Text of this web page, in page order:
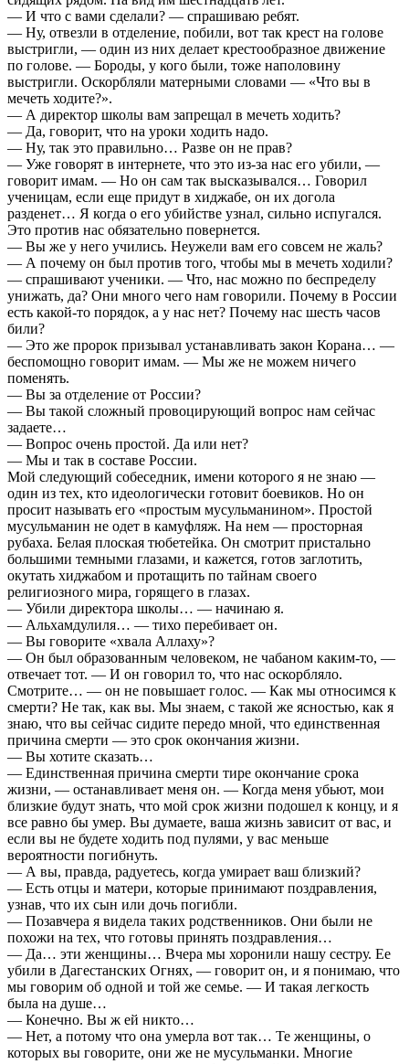
— И что с вами сделали? — спрашиваю ребят.
— Ну, отвезли в отделение, побили, вот так крест на голове
выстригли, — один из них делает крестообразное движение
по голове. — Бороды, у кого были, тоже наполовину
выстригли. Оскорбляли матерными словами — «Что вы в
мечеть ходите?».
— А директор школы вам запрещал в мечеть ходить?
— Да, говорит, что на уроки ходить надо.
— Ну, так это правильно… Разве он не прав?
— Уже говорят в интернете, что это из-за нас его убили, —
говорит имам. — Но он сам так высказывался… Говорил
ученицам, если еще придут в хиджабе, он их догола
разденет… Я когда о его убийстве узнал, сильно испугался.
Это против нас обязательно повернется.
— Вы же у него учились. Неужели вам его совсем не жаль?
— А почему он был против того, чтобы мы в мечеть ходили?
— спрашивают ученики. — Что, нас можно по беспределу
унижать, да? Они много чего нам говорили. Почему в России
есть какой-то порядок, а у нас нет? Почему нас шесть часов
били?
— Это же пророк призывал устанавливать закон Корана… —
беспомощно говорит имам. — Мы же не можем ничего
поменять.
— Вы за отделение от России?
— Вы такой сложный провоцирующий вопрос нам сейчас
задаете…
— Вопрос очень простой. Да или нет?
— Мы и так в составе России.
Мой следующий собеседник, имени которого я не знаю —
один из тех, кто идеологически готовит боевиков. Но он
просит называть его «простым мусульманином». Простой
мусульманин не одет в камуфляж. На нем — просторная
рубаха. Белая плоская тюбетейка. Он смотрит пристально
большими темными глазами, и кажется, готов заглотить,
окутать хиджабом и протащить по тайнам своего
религиозного мира, горящего в глазах.
— Убили директора школы… — начинаю я.
— Альхамдулиля… — тихо перебивает он.
— Вы говорите «хвала Аллаху»?
— Он был образованным человеком, не чабаном каким-то, —
отвечает тот. — И он говорил то, что нас оскорбляло.
Смотрите… — он не повышает голос. — Как мы относимся к
смерти? Не так, как вы. Мы знаем, с такой же ясностью, как я
знаю, что вы сейчас сидите передо мной, что единственная
причина смерти — это срок окончания жизни.
— Вы хотите сказать…
— Единственная причина смерти тире окончание срока
жизни, — останавливает меня он. — Когда меня убьют, мои
близкие будут знать, что мой срок жизни подошел к концу, и я
все равно бы умер. Вы думаете, ваша жизнь зависит от вас, и
если вы не будете ходить под пулями, у вас меньше
вероятности погибнуть.
— А вы, правда, радуетесь, когда умирает ваш близкий?
— Есть отцы и матери, которые принимают поздравления,
узнав, что их сын или дочь погибли.
— Позавчера я видела таких родственников. Они были не
похожи на тех, что готовы принять поздравления…
— Да… эти женщины… Вчера мы хоронили нашу сестру. Ее
убили в Дагестанских Огнях, — говорит он, и я понимаю, что
мы говорим об одной и той же семье. — И такая легкость
была на душе…
— Конечно. Вы ж ей никто…
— Нет, а потому что она умерла вот так… Те женщины, о
которых вы говорите, они же не мусульманки. Многие